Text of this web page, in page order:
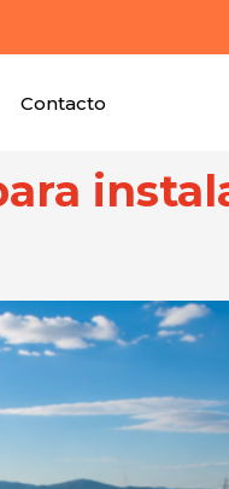
Contacto